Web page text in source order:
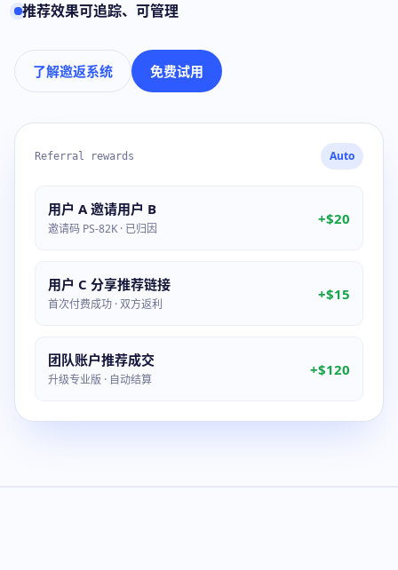
推荐效果可追踪、可管理
了解邀返系统 免费试用
Referral rewards Auto
用户 A 邀请用户 B
邀请码 PS-82K · 已归因
+$20
用户 C 分享推荐链接
首次付费成功 · 双方返利
+$15
团队账户推荐成交
升级专业版 · 自动结算
+$120